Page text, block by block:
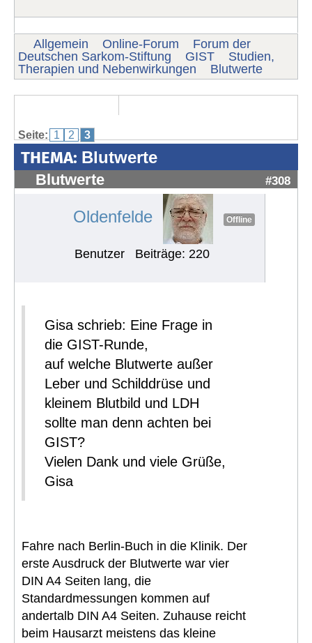
Allgemein Online-Forum
Forum der
Deutschen Sarkom-Stiftung
GIST
Studien,
Therapien und Nebenwirkungen
Blutwerte
Seite: 1 2 3
THEMA: Blutwerte
Blutwerte #308
Oldenfelde Offline
Benutzer Beiträge: 220
Gisa schrieb: Eine Frage in
die GIST-Runde,
auf welche Blutwerte außer
Leber und Schilddrüse und
kleinem Blutbild und LDH
sollte man denn achten bei
GIST?
Vielen Dank und viele Grüße,
Gisa
Fahre nach Berlin-Buch in die Klinik. Der
erste Ausdruck der Blutwerte war vier
DIN A4 Seiten lang, die
Standardmessungen kommen auf
andertalb DIN A4 Seiten. Zuhause reicht
beim Hausarzt meistens das kleine